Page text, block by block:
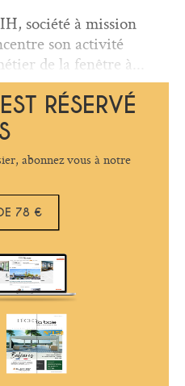
société à mission
son activité
de la fenêtre à...
RÉSERVÉ
abonnez vous à notre
78 €